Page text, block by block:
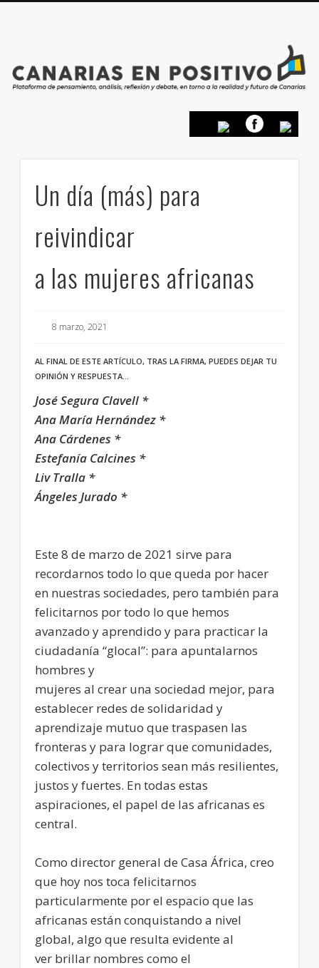
Un día (más) para
reivindicar
a las mujeres africanas
8 marzo, 2021
AL FINAL DE ESTE ARTÍCULO, TRAS LA FIRMA, PUEDES DEJAR TU
OPINIÓN Y RESPUESTA…
José Segura Clavell *
Ana María Hernández *
Ana Cárdenes *
Estefanía Calcines *
Liv Tralla *
Ángeles Jurado *
Este 8 de marzo de 2021 sirve para
recordarnos todo lo que queda por hacer
en nuestras sociedades, pero también para
felicitarnos por todo lo que hemos
avanzado y aprendido y para practicar la
ciudadanía “glocal”: para apuntalarnos
hombres y
mujeres al crear una sociedad mejor, para
establecer redes de solidaridad y
aprendizaje mutuo que traspasen las
fronteras y para lograr que comunidades,
colectivos y territorios sean más resilientes,
justos y fuertes. En todas estas
aspiraciones, el papel de las africanas es
central.
Como director general de Casa África, creo
que hoy nos toca felicitarnos
particularmente por el espacio que las
africanas están conquistando a nivel
global, algo que resulta evidente al
ver brillar nombres como el